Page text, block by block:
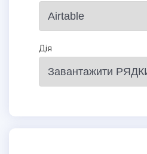
Дія